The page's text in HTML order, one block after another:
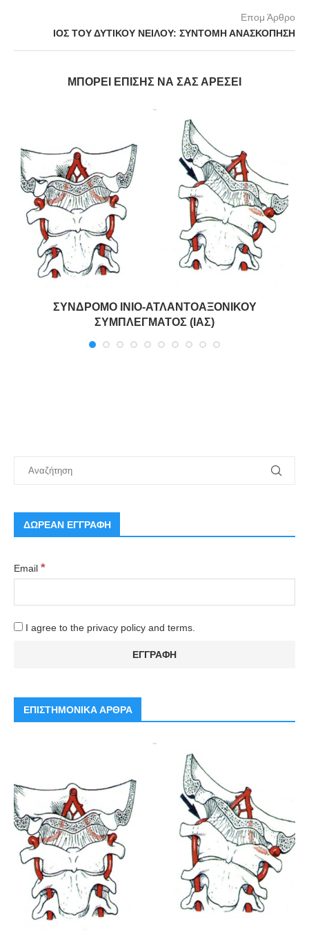
Επομ Άρθρο
ΙΟΣ ΤΟΥ ΔΥΤΙΚΟΥ ΝΕΙΛΟΥ: ΣΥΝΤΟΜΗ ΑΝΑΣΚΟΠΗΣΗ
ΜΠΟΡΕΊ ΕΠΊΣΗΣ ΝΑ ΣΑΣ ΑΡΈΣΕΙ
ΣΥΝΔΡΟΜΟ ΙΝΙΟ-ΑΤΛΑΝΤΟΑΞΟΝΙΚΟΥ
ΣΥΜΠΛΕΓΜΑΤΟΣ (ΙΑΣ)
ΔΩΡΕΑΝ ΕΓΓΡΑΦΗ
Email *
I agree to the privacy policy and terms.
ΕΠΙΣΤΗΜΟΝΙΚΑ ΑΡΘΡΑ